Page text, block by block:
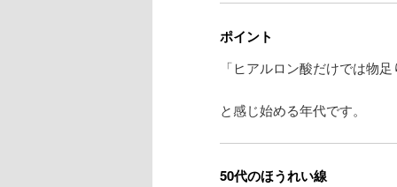
ポイント
「ヒアルロン酸だけでは物
と感じ始める年代です。
50代のほうれい線